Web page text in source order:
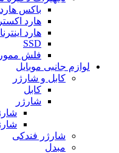
باکس
هارد
هارد
SSD
فلش
لوازم جانبی موبایل
کابل و شارژر
کابل
شارژر
شارژر فندکی
مبدل